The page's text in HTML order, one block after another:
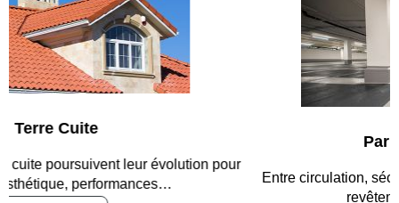
Entre circulation, sécurisation des accès, durabilité des